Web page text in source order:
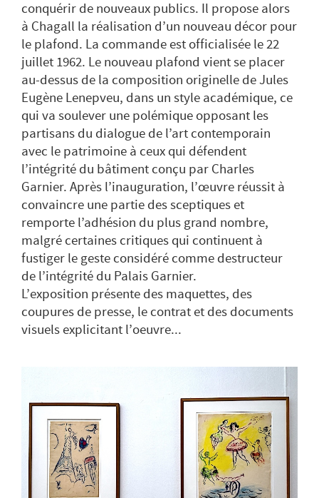
conquérir de nouveaux publics. Il propose alors
à Chagall la réalisation d’un nouveau décor pour
le plafond. La commande est officialisée le 22
juillet 1962. Le nouveau plafond vient se placer
au-dessus de la composition originelle de Jules
Eugène Lenepveu, dans un style académique, ce
qui va soulever une polémique opposant les
partisans du dialogue de l’art contemporain
avec le patrimoine à ceux qui défendent
l’intégrité du bâtiment conçu par Charles
Garnier. Après l’inauguration, l’œuvre réussit à
convaincre une partie des sceptiques et
remporte l’adhésion du plus grand nombre,
malgré certaines critiques qui continuent à
fustiger le geste considéré comme destructeur
de l’intégrité du Palais Garnier.
L’exposition présente des maquettes, des
coupures de presse, le contrat et des documents
visuels explicitant l’oeuvre...